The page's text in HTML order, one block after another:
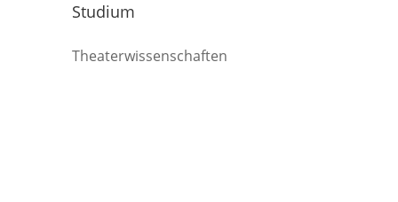
Studium
Theaterwissenschaften